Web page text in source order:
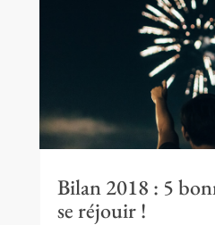
Bilan 2018 : 5
se réjouir !